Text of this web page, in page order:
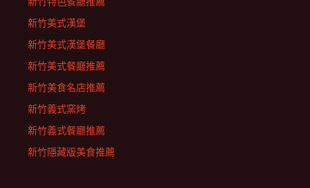
新竹美式漢堡
新竹美式漢堡餐廳
新竹美式餐廳推薦
新竹美食名店推薦
新竹義式窯烤
新竹義式餐廳推薦
新竹隱藏版美食推薦